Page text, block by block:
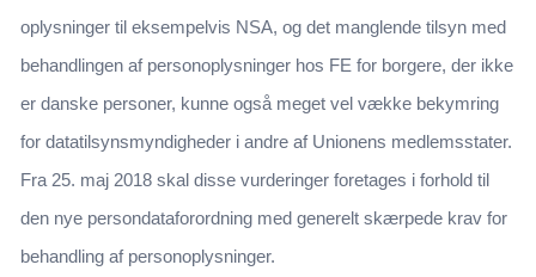
oplysninger til eksempelvis NSA, og det manglende tilsyn med
behandlingen af personoplysninger hos FE for borgere, der ikke
er danske personer, kunne også meget vel vække bekymring
for datatilsynsmyndigheder i andre af Unionens medlemsstater.
Fra 25. maj 2018 skal disse vurderinger foretages i forhold til
den nye persondataforordning med generelt skærpede krav for
behandling af personoplysninger.